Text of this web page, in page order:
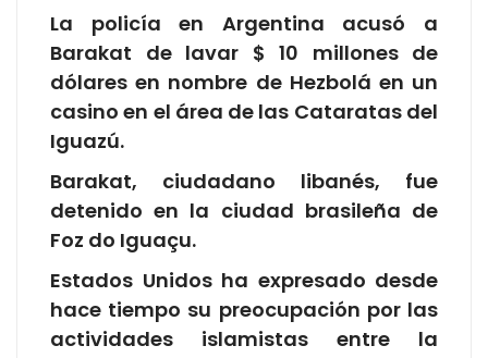
La policía en Argentina acusó a
Barakat de lavar $ 10 millones de
dólares en nombre de Hezbolá en un
casino en el área de las Cataratas del
Iguazú.
Barakat, ciudadano libanés, fue
detenido en la ciudad brasileña de
Foz do Iguaçu.
Estados Unidos ha expresado desde
hace tiempo su preocupación por las
actividades islamistas entre la